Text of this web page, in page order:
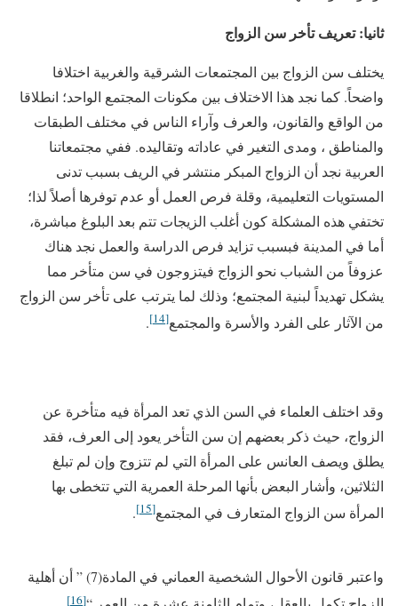
ثانيا: تعريف تأخر سن الزواج
يختلف سن الزواج بين المجتمعات الشرقية والغربية اختلافا
واضحاً. كما نجد هذا الاختلاف بين مكونات المجتمع الواحد؛ انطلاقا
من الواقع والقانون، والعرف وآراء الناس في مختلف الطبقات
والمناطق ، ومدى التغير في عاداته وتقاليده. ففي مجتمعاتنا
العربية نجد أن الزواج المبكر منتشر في الريف بسبب تدنى
المستويات التعليمية، وقلة فرص العمل أو عدم توفرها أصلاً لذا؛
تختفي هذه المشكلة كون أغلب الزيجات تتم بعد البلوغ مباشرة،
أما في المدينة فبسبب تزايد فرص الدراسة والعمل نجد هناك
عزوفاً من الشباب نحو الزواج فيتزوجون في سن متأخر مما
يشكل تهديداً لبنية المجتمع؛ وذلك لما يترتب على تأخر سن الزواج
من الآثار على الفرد والأسرة والمجتمع[14]
.
وقد اختلف العلماء في السن الذي تعد المرأة فيه متأخرة عن
الزواج، حيث ذكر بعضهم إن سن التأخر يعود إلى العرف، فقد
يطلق ويصف العانس على المرأة التي لم تتزوج وإن لم تبلغ
الثلاثين، وأشار البعض بأنها المرحلة العمرية التي تتخطى بها
المرأة سن الزواج المتعارف في المجتمع[15]
.
واعتبر قانون الأحوال الشخصية العماني في المادة(7) ” أن أهلية
[16]